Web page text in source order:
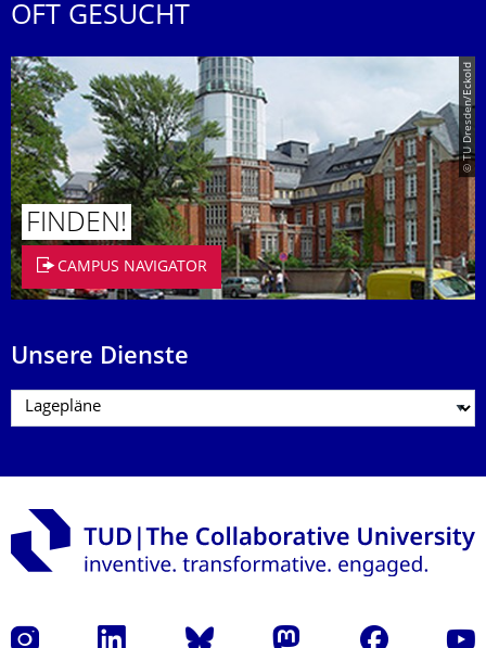
OFT GESUCHT
© TU Dresden/Eckold
FINDEN!
CAMPUS NAVIGATOR
Unsere Dienste
Instagram LinkedIn Bluesky Mastodon Facebook